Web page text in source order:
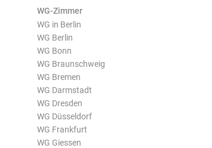
WG-Zimmer
WG in Berlin
WG Berlin
WG Bonn
WG Braunschweig
WG Bremen
WG Darmstadt
WG Dresden
WG Düsseldorf
WG Frankfurt
WG Giessen